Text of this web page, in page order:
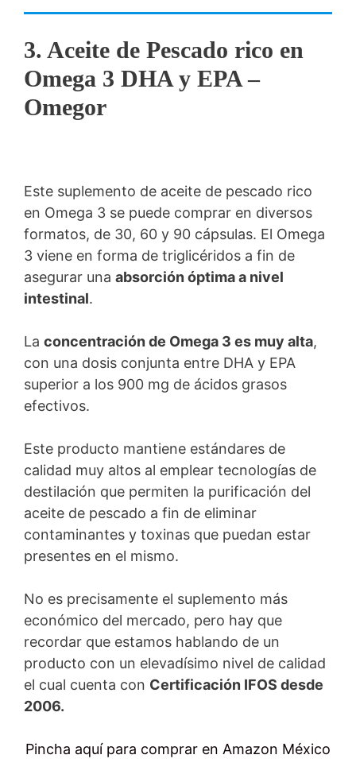
3. Aceite de Pescado rico en
Omega 3 DHA y EPA –
Omegor
Este suplemento de aceite de pescado rico
en Omega 3 se puede comprar en diversos
formatos, de 30, 60 y 90 cápsulas. El Omega
3 viene en forma de triglicéridos a fin de
asegurar una absorción óptima a nivel
intestinal.
La concentración de Omega 3 es muy alta,
con una dosis conjunta entre DHA y EPA
superior a los 900 mg de ácidos grasos
efectivos.
Este producto mantiene estándares de
calidad muy altos al emplear tecnologías de
destilación que permiten la purificación del
aceite de pescado a fin de eliminar
contaminantes y toxinas que puedan estar
presentes en el mismo.
No es precisamente el suplemento más
económico del mercado, pero hay que
recordar que estamos hablando de un
producto con un elevadísimo nivel de calidad
el cual cuenta con Certificación IFOS desde
2006.
Pincha aquí para comprar en Amazon México